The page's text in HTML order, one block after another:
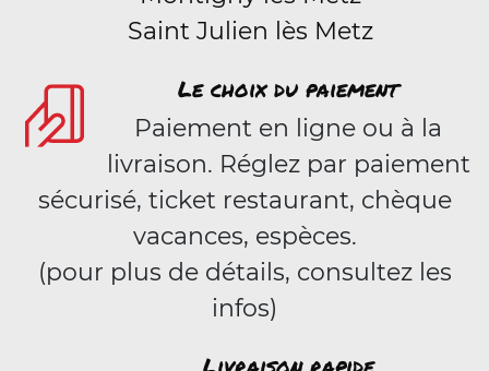
Saint Julien lès Metz
Le choix du paiement
Paiement en ligne ou à la
livraison. Réglez par paiement
sécurisé, ticket restaurant, chèque
vacances, espèces.
(pour plus de détails, consultez les
infos)